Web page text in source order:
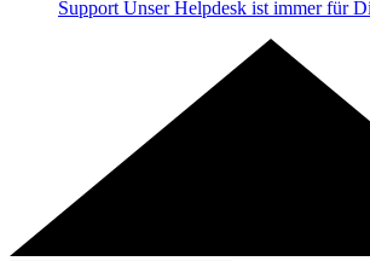
Support Unser Helpdesk ist immer für